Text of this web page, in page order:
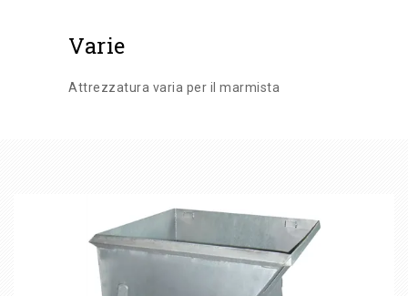
CONTATTIVarie
Attrezzatura varia per il marmista